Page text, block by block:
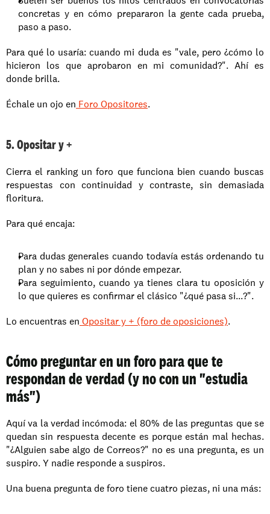
concretas y en cómo prepararon la gente cada prueba,
paso a paso.
Para qué lo usaría: cuando mi duda es "vale, pero ¿cómo lo
hicieron los que aprobaron en mi comunidad?". Ahí es
donde brilla.
Échale un ojo en Foro Opositores.
5. Opositar y +
Cierra el ranking un foro que funciona bien cuando buscas
respuestas con continuidad y contraste, sin demasiada
floritura.
Para qué encaja:
Para dudas generales cuando todavía estás ordenando tu
plan y no sabes ni por dónde empezar.
Para seguimiento, cuando ya tienes clara tu oposición y
lo que quieres es confirmar el clásico "¿qué pasa si...?".
Lo encuentras en Opositar y + (foro de oposiciones).
Cómo preguntar en un foro para que te
respondan de verdad (y no con un "estudia
más")
Aquí va la verdad incómoda: el 80% de las preguntas que se
quedan sin respuesta decente es porque están mal hechas.
"¿Alguien sabe algo de Correos?" no es una pregunta, es un
suspiro. Y nadie responde a suspiros.
Una buena pregunta de foro tiene cuatro piezas, ni una más: